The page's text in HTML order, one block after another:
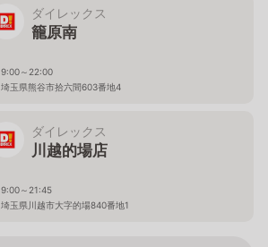
ダイレックス
籠原南
9:00～22:00
埼玉県熊谷市拾六間603番地4
ダイレックス
川越的場店
9:00～21:45
埼玉県川越市大字的場840番地1